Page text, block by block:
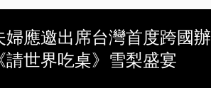
婦應邀出席台灣首度跨國辦
請世界吃桌》雪梨盛宴